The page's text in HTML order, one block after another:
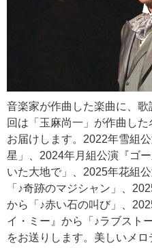
音楽家が作曲した楽曲に、
回は「玉麻尚一」が作曲し
お届けします。2022年雪組
星」、2024年月組公演『ゴ
いた大地で」、2025年花組
「♪奇跡のマジシャン」、
から「♪赤い石の叫び」、
イ・ミー』から「♪ラブスト
をお送りします。美しいメ